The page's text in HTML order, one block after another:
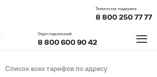
Техническая поддержка:
8 800 250 77 77
Отдел подключений:
8 800 600 90 42 ≡
Список всех тарифов по адресу